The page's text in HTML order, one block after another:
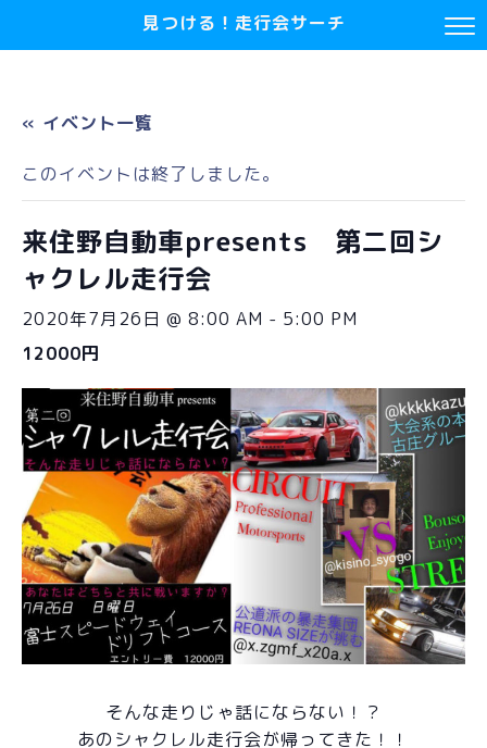
見つける！走行会サーチ
« イベント一覧
このイベントは終了しました。
来住野自動車presents 第二回シ
ャクレル走行会
2020年7月26日 @ 8:00 AM - 5:00 PM
12000円
そんな走りじゃ話にならない！？
あのシャクレル走行会が帰ってきた！！